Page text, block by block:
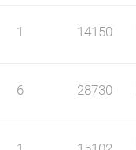
1 14150
6 28730